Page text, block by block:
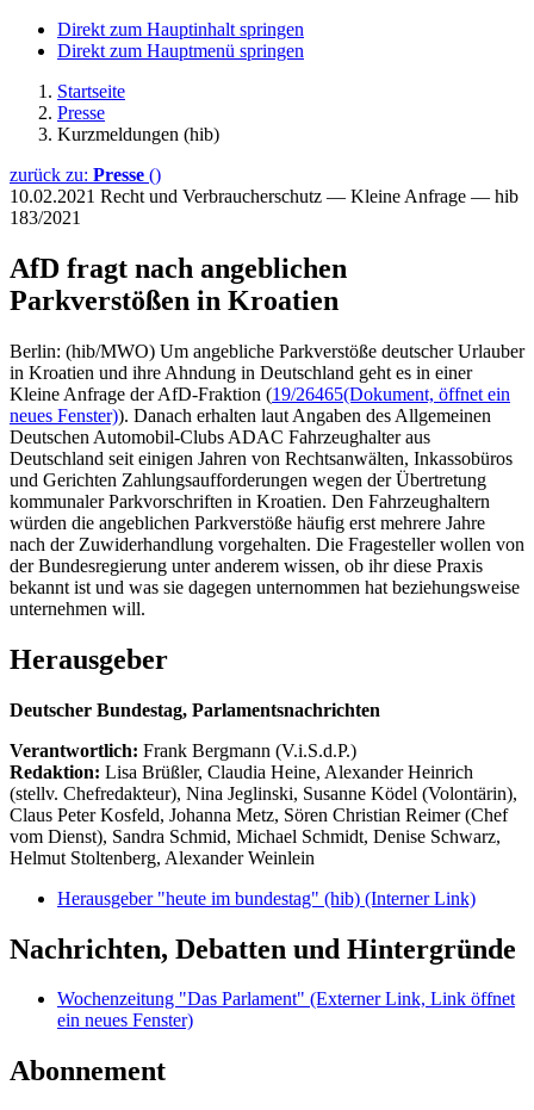
Direkt zum Hauptinhalt springen
Direkt zum Hauptmenü springen
Startseite
Presse
Kurzmeldungen (hib)
zurück zu: Presse ()
10.02.2021 Recht und Verbraucherschutz — Kleine Anfrage — hib
183/2021
AfD fragt nach angeblichen
Parkverstößen in Kroatien
Berlin: (hib/MWO) Um angebliche Parkverstöße deutscher Urlauber
in Kroatien und ihre Ahndung in Deutschland geht es in einer
Kleine Anfrage der AfD-Fraktion (19/26465(Dokument, öffnet ein
neues Fenster)). Danach erhalten laut Angaben des Allgemeinen
Deutschen Automobil-Clubs ADAC Fahrzeughalter aus
Deutschland seit einigen Jahren von Rechtsanwälten, Inkassobüros
und Gerichten Zahlungsaufforderungen wegen der Übertretung
kommunaler Parkvorschriften in Kroatien. Den Fahrzeughaltern
würden die angeblichen Parkverstöße häufig erst mehrere Jahre
nach der Zuwiderhandlung vorgehalten. Die Fragesteller wollen von
der Bundesregierung unter anderem wissen, ob ihr diese Praxis
bekannt ist und was sie dagegen unternommen hat beziehungsweise
unternehmen will.
Herausgeber
Deutscher Bundestag, Parlamentsnachrichten
Verantwortlich: Frank Bergmann (V.i.S.d.P.)
Redaktion: Lisa Brüßler, Claudia Heine, Alexander Heinrich
(stellv. Chefredakteur), Nina Jeglinski, Susanne Ködel (Volontärin),
Claus Peter Kosfeld, Johanna Metz, Sören Christian Reimer (Chef
vom Dienst), Sandra Schmid, Michael Schmidt, Denise Schwarz,
Helmut Stoltenberg, Alexander Weinlein
Herausgeber "heute im bundestag" (hib) (Interner Link)
Nachrichten, Debatten und Hintergründe
Wochenzeitung "Das Parlament" (Externer Link, Link öffnet
ein neues Fenster)
Abonnement